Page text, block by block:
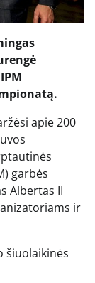
apie 200
garbės
Albertas II
ir
šiuolaikinės